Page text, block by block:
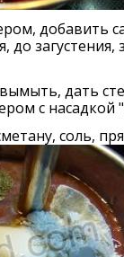
добавить
загустения,
дать
с насадкой
соль,